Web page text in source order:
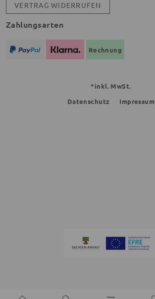
VERTRAG WIDERRUFEN
Zahlungsarten
Rechnung
*inkl. MwSt.
Datenschutz
Impressum